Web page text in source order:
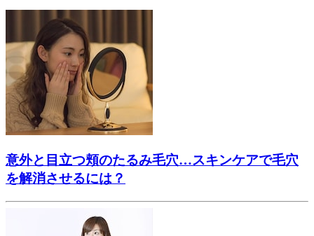
意外と目立つ頬のたるみ毛穴…スキンケアで毛穴
を解消させるには？